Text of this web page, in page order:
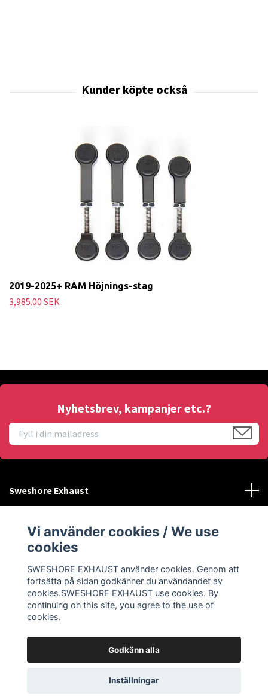
2019-2025+ RAM Höjnings-stag
3,985.00 SEK
Nyhetsbrev, kampanjer etc.?
Sweshore Exhaust
Behöver du hjälp?
Sociala medier
© 2026 SWESHORE EXHAUST
Vi använder cookies / We use
cookies
SWESHORE EXHAUST använder cookies. Genom att
fortsätta på sidan godkänner du användandet av
cookies.SWESHORE EXHAUST use cookies. By
continuing on this site, you agree to the use of
cookies.
Godkänn alla
Inställningar